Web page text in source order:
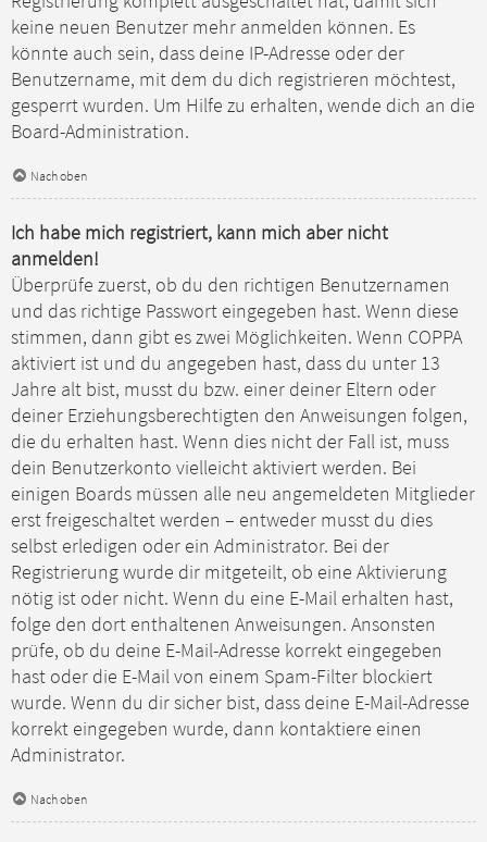
keine neuen Benutzer mehr anmelden können. Es
könnte auch sein, dass deine IP-Adresse oder der
Benutzername, mit dem du dich registrieren möchtest,
gesperrt wurden. Um Hilfe zu erhalten, wende dich an die
Board-Administration.
Nach oben
Ich habe mich registriert, kann mich aber nicht
anmelden!
Überprüfe zuerst, ob du den richtigen Benutzernamen
und das richtige Passwort eingegeben hast. Wenn diese
stimmen, dann gibt es zwei Möglichkeiten. Wenn COPPA
aktiviert ist und du angegeben hast, dass du unter 13
Jahre alt bist, musst du bzw. einer deiner Eltern oder
deiner Erziehungsberechtigten den Anweisungen folgen,
die du erhalten hast. Wenn dies nicht der Fall ist, muss
dein Benutzerkonto vielleicht aktiviert werden. Bei
einigen Boards müssen alle neu angemeldeten Mitglieder
erst freigeschaltet werden – entweder musst du dies
selbst erledigen oder ein Administrator. Bei der
Registrierung wurde dir mitgeteilt, ob eine Aktivierung
nötig ist oder nicht. Wenn du eine E-Mail erhalten hast,
folge den dort enthaltenen Anweisungen. Ansonsten
prüfe, ob du deine E-Mail-Adresse korrekt eingegeben
hast oder die E-Mail von einem Spam-Filter blockiert
wurde. Wenn du dir sicher bist, dass deine E-Mail-Adresse
korrekt eingegeben wurde, dann kontaktiere einen
Administrator.
Nach oben